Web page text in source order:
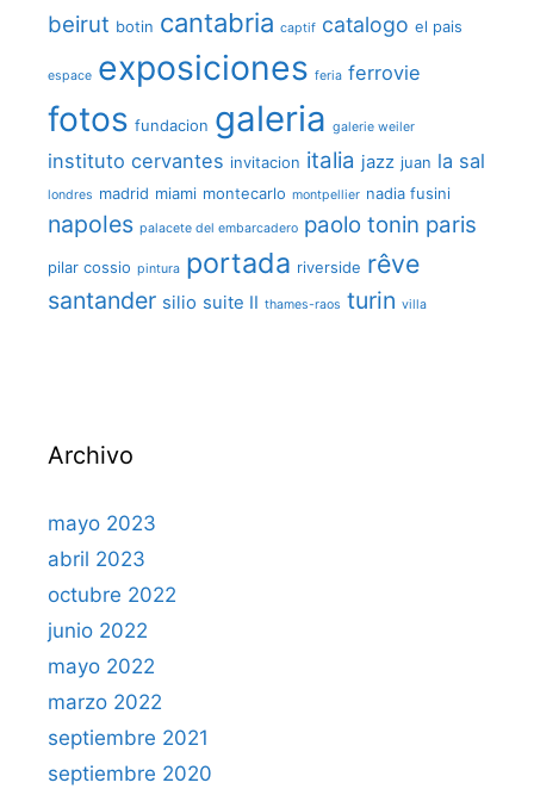
beirut botin cantabria captif catalogo el pais
espace exposiciones feria ferrovie
fotos fundacion galeria galerie weiler
instituto cervantes invitacion italia jazz juan la sal
londres madrid miami montecarlo montpellier nadia fusini
napoles palacete del embarcadero paolo tonin paris
pilar cossio pintura portada riverside rêve
santander silio suite II thames-raos turin villa
Archivo
mayo 2023
abril 2023
octubre 2022
junio 2022
mayo 2022
marzo 2022
septiembre 2021
septiembre 2020